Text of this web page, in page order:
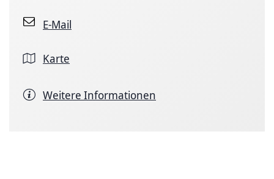
E-Mail
Karte
Weitere Informationen